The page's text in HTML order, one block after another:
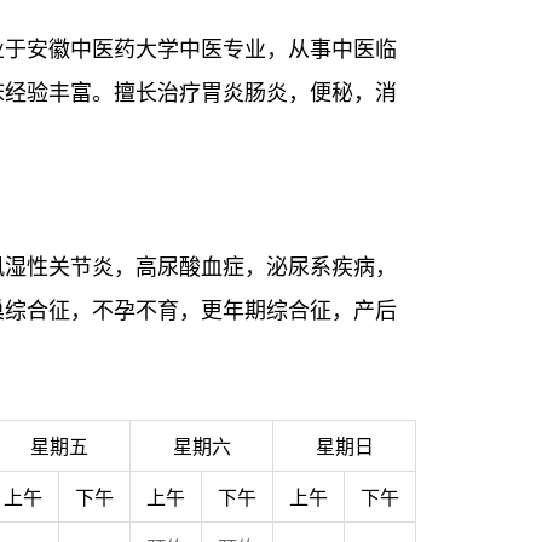
安徽中医药大学中医专业，从事中医临
验丰富。擅长治疗胃炎肠炎，便秘，消
性关节炎，高尿酸血症，泌尿系疾病，
合征，不孕不育，更年期综合征，产后
星期五 星期六 星期日
上午 下午 上午 下午 上午 下午